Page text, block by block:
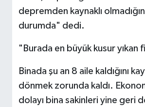
depremden kaynaklı
durumda" dedi.
"Burada en büyük kusur
Binada şu an 8 aile kaldığını
dönmek zorunda kaldı.
dolayı bina sakinleri yine geri